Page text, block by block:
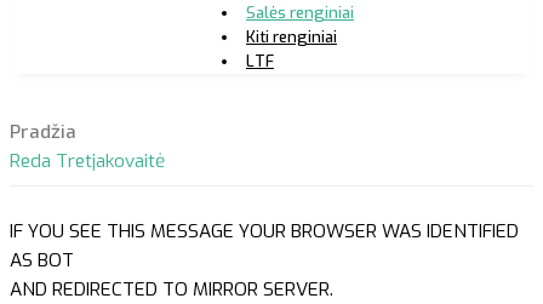
Salės renginiai
Kiti renginiai
LTF
Pradžia
Reda Tretjakovaitė
IF YOU SEE THIS MESSAGE YOUR BROWSER WAS IDENTIFIED
AS BOT
AND REDIRECTED TO MIRROR SERVER.